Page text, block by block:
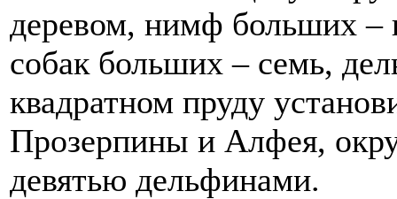
деревом, нимф больших –
собак больших – семь,
квадратном пруду
Прозерпины и Алфея,
девятью дельфинами.